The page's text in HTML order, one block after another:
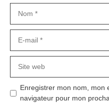
mail
web
Enregistrer mon nom, mon
navigateur pour mon